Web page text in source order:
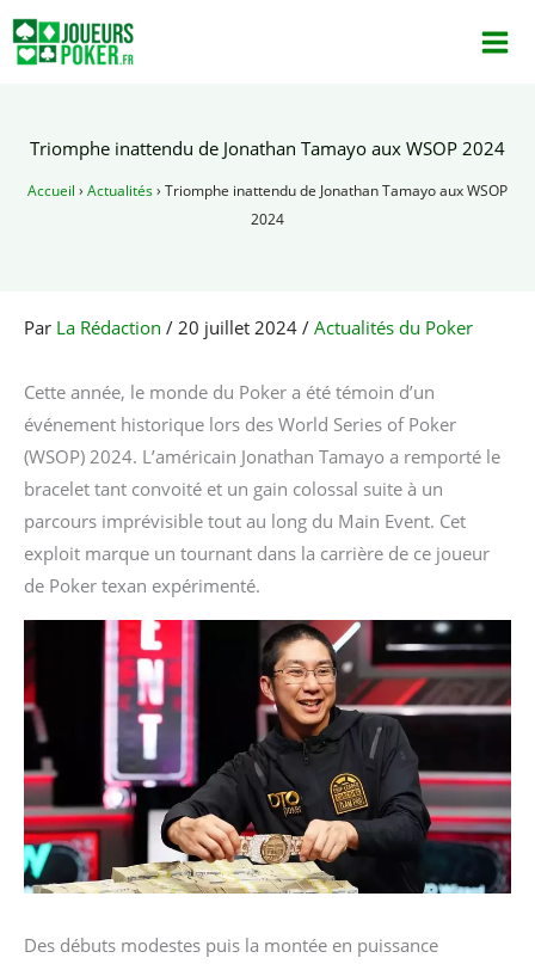
Aller
au
Triomphe inattendu de Jonathan Tamayo aux WSOP 2024
Accueil › Actualités› Triomphe inattendu de Jonathan Tamayo aux WSOP
2024
Par La Rédaction / 20 juillet 2024 / Actualités du Poker
Cette année, le monde du Poker a été témoin d’un
événement historique lors des World Series of Poker
(WSOP) 2024. L’américain Jonathan Tamayo a remporté le
bracelet tant convoité et un gain colossal suite à un
parcours imprévisible tout au long du Main Event. Cet
exploit marque un tournant dans la carrière de ce joueur
de Poker texan expérimenté.
Des débuts modestes puis la montée en puissance